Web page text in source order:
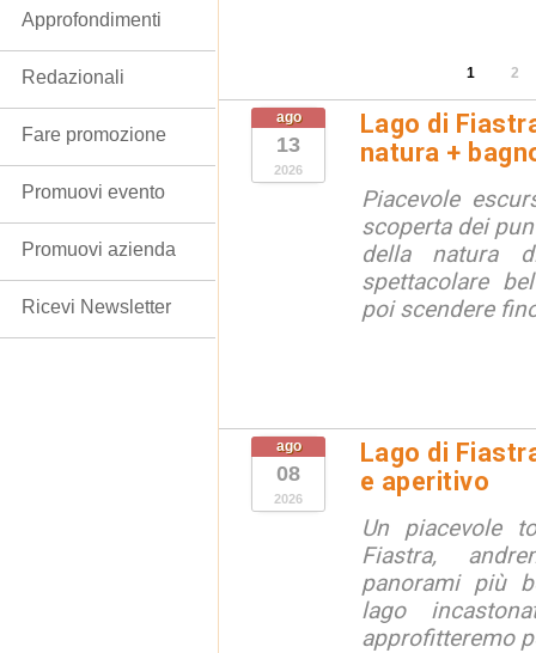
1 2
ago
13
2026
Lago di
natura +
Piacevole
scoperta dei
della natura
spettacolare
poi scendere
ago
08
2026
Lago di
e aperitivo
Un piacevole
Fiastra,
panorami più
lago
approfitteremo
Approfondimenti
Redazionali
Fare promozione
Promuovi evento
Promuovi azienda
Ricevi Newsletter